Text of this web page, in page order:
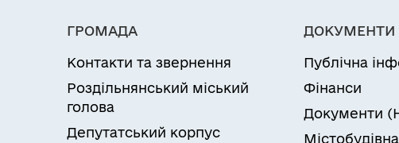
ГРОМАДА
Контакти та звернення
Роздільнянський міський
голова
Депутатський корпус
ДОКУМЕНТИ
Публічна
Фінанси
Документи